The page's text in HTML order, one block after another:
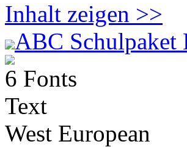
Inhalt zeigen >>
ABC Schulpaket
6 Fonts
Text
West European